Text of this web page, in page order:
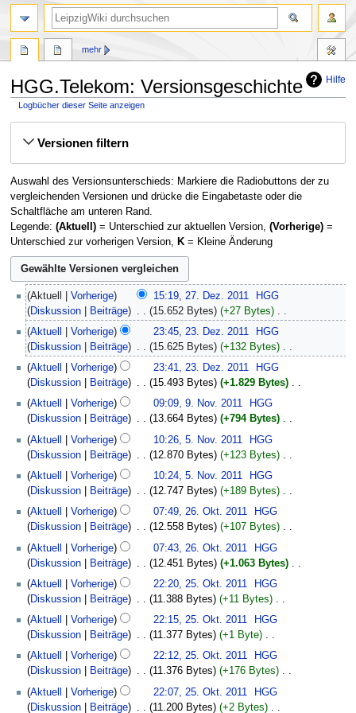
Hilfe
HGG.Telekom: Versionsgeschichte
Logbücher dieser Seite anzeigen
Navigation
SucheVersionen filtern
Auswahl des Versionsunterschieds: Markiere die Radiobuttons der zu
vergleichenden Versionen und drücke die Eingabetaste oder die
Schaltfläche am unteren Rand.
Legende: (Aktuell)= Unterschied zur aktuellen Version, (Vorherige)=
Unterschied zur vorherigen Version, K= Kleine Änderung
Dezember
2011
Aktuell Vorherige 15:19, 27. Dez. 2011
HGG
Diskussion
Beiträge 15.652 Bytes +27 Bytes ‎
K
e
i
n
e
B
e
r
b
e
i
t
u
g
s
z
u
a
m
m
e
n
f
Dezember
2011
Aktuell Vorherige 23:45, 23. Dez. 2011
HGG
Diskussion
Beiträge 15.625 Bytes +132 Bytes ‎
K
e
n
e
B
e
r
b
e
i
t
u
g
s
z
u
s
a
m
m
e
Aktuell Vorherige 23:41, 23. Dez. 2011
HGG
Diskussion
Beiträge 15.493 Bytes +1.829 Bytes ‎
K
e
n
e
B
e
r
b
e
i
t
u
g
s
z
u
a
9.
November
Aktuell Vorherige 09:09, 9. Nov. 2011
HGG
Diskussion
Beiträge 13.664 Bytes +794 Bytes ‎
K
e
n
e
B
e
r
b
e
i
t
u
g
s
z
u
November
Aktuell Vorherige 10:26, 5. Nov. 2011
HGG
Diskussion
Beiträge 12.870 Bytes +123 Bytes ‎
K
e
n
e
B
e
r
b
e
i
t
u
g
Aktuell Vorherige 10:24, 5. Nov. 2011
HGG
Diskussion
Beiträge 12.747 Bytes +189 Bytes ‎
K
e
n
e
B
e
r
b
e
i
t
u
26.
Oktober
Aktuell Vorherige 07:49, 26. Okt. 2011
HGG
Diskussion
Beiträge 12.558 Bytes +107 Bytes ‎
K
e
n
e
B
e
r
b
e
i
Aktuell Vorherige 07:43, 26. Okt. 2011
HGG
Diskussion
Beiträge 12.451 Bytes +1.063 Bytes ‎
K
e
n
e
B
e
r
Oktober
Aktuell Vorherige 22:20, 25. Okt. 2011
HGG
Diskussion
Beiträge 11.388 Bytes +11 Bytes ‎
K
e
n
e
B
e
Aktuell Vorherige 22:15, 25. Okt. 2011
HGG
Diskussion
Beiträge 11.377 Bytes +1 Byte ‎
K
e
n
e
Aktuell Vorherige 22:12, 25. Okt. 2011
HGG
Diskussion
Beiträge 11.376 Bytes +176 Bytes ‎
K
e
Aktuell Vorherige 22:07, 25. Okt. 2011
HGG
Diskussion
Beiträge 11.200 Bytes +2 Bytes ‎
mehr